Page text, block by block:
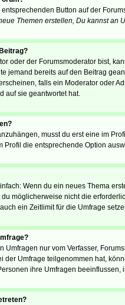
Button auf der
Themen erstellen, Du kannst an
oder der Forumsmoderator bist,
jemand bereits auf den Beitrag
falls ein Moderator oder
auf sie geantwortet hat.
musst du erst eine im
Profil die entsprechende Option
Wenn du ein neues Thema
möglicherweise nicht die
ein Zeitlimit für die Umfrage
Umfragen nur vom Verfasser,
der Umfrage teilgenommen hat,
ihre Umfragen beeinflussen,